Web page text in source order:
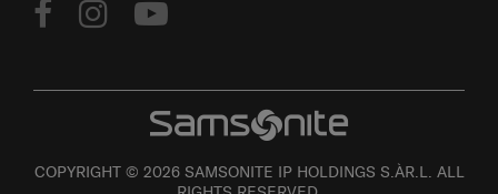
COPYRIGHT © 2026 SAMSONITE IP HOLDINGS S.ÀR.L. ALL